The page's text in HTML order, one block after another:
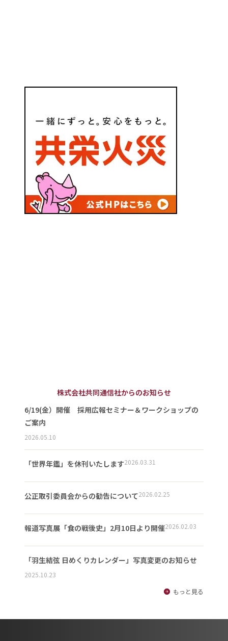
株式会社共同通信社からのお知らせ
6/19(金）開催 採用広報セミナー＆ワークショップの
ご案内
2026.05.10
「世界年鑑」を休刊いたします2026.03.31
公正取引委員会からの勧告について2026.02.25
報道写真展「食の戦後史」2月10日より開催2026.02.03
「羽生結弦 日めくりカレンダー」写真変更のお知らせ
2025.10.23
もっと見る